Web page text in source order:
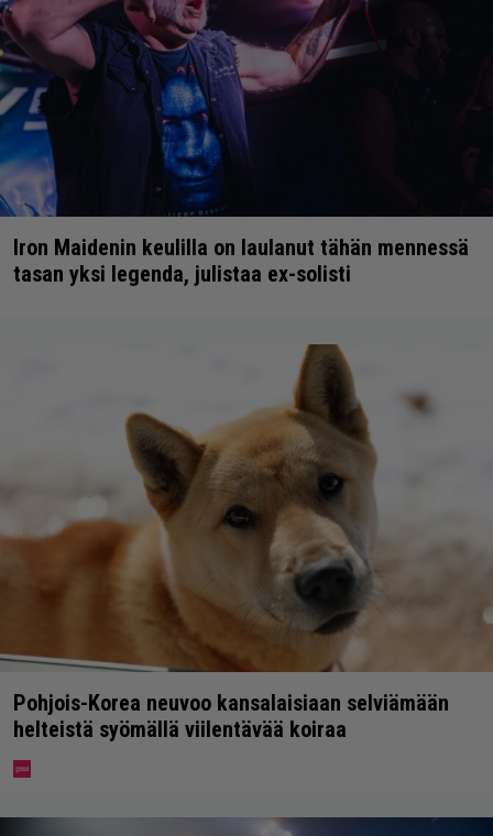
Iron Maidenin keulilla on laulanut tähän mennessä
tasan yksi legenda, julistaa ex-solisti
Pohjois-Korea neuvoo kansalaisiaan selviämään
helteistä syömällä viilentävää koiraa